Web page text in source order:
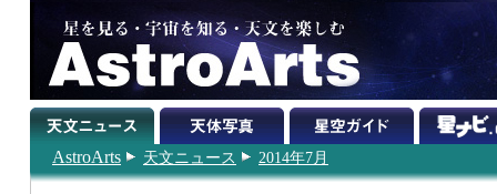
AstroArts 天文ニュース 2014年7月